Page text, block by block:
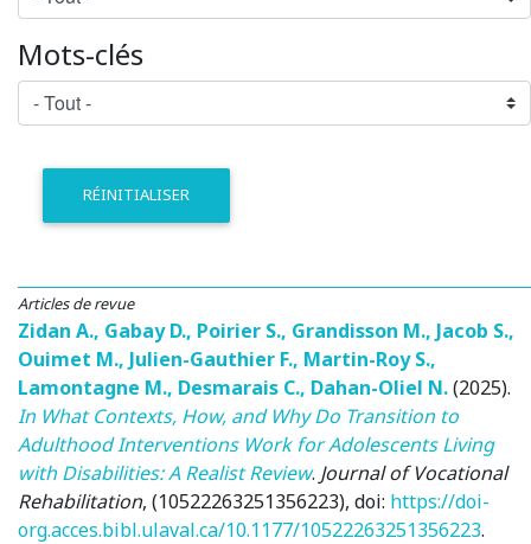
Mots-clés
RÉINITIALISER
Articles de revue
Zidan A., Gabay D., Poirier S., Grandisson M., Jacob S.,
Ouimet M., Julien-Gauthier F., Martin-Roy S.,
Lamontagne M., Desmarais C., Dahan-Oliel N.(2025).
In What Contexts, How, and Why Do Transition to
Adulthood Interventions Work for Adolescents Living
with Disabilities: A Realist Review. Journal of Vocational
Rehabilitation, (10522263251356223), doi: https://doi-
org.acces.bibl.ulaval.ca/10.1177/10522263251356223.